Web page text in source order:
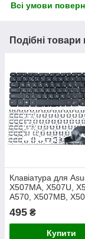
Всі умови
Подібні товари
Клавіатура для
X507MA, X507U,
A570, X507MB,
X507L, Y5000,
F507M, A507 (RU
без рамки)
495 ₴
Купити